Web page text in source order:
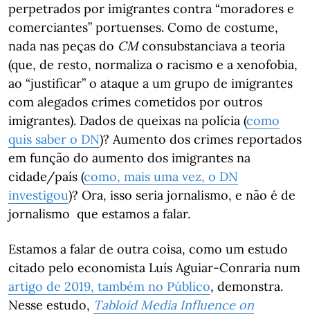
perpetrados por imigrantes contra “moradores e
comerciantes” portuenses. Como de costume,
nada nas peças do CMconsubstanciava a teoria
(que, de resto, normaliza o racismo e a xenofobia,
ao “justificar” o ataque a um grupo de imigrantes
com alegados crimes cometidos por outros
imigrantes). Dados de queixas na polícia (como
quis saber o DN)? Aumento dos crimes reportados
em função do aumento dos imigrantes na
cidade/país (como, mais uma vez, o DN
investigou)? Ora, isso seria jornalismo, e não é de
jornalismo que estamos a falar.
Estamos a falar de outra coisa, como um estudo
citado pelo economista Luís Aguiar-Conraria num
artigo de 2019, também no Público, demonstra.
Nesse estudo, Tabloid Media Influence on